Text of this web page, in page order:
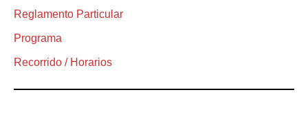
Reglamento Particular
Programa
Recorrido / Horarios